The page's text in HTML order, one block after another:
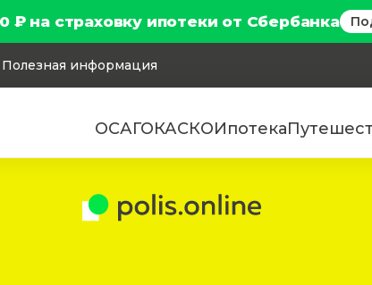
₽ на страховку ипотеки от Сбербанка
Полезная информация
ОСАГОКАСКОИпотека